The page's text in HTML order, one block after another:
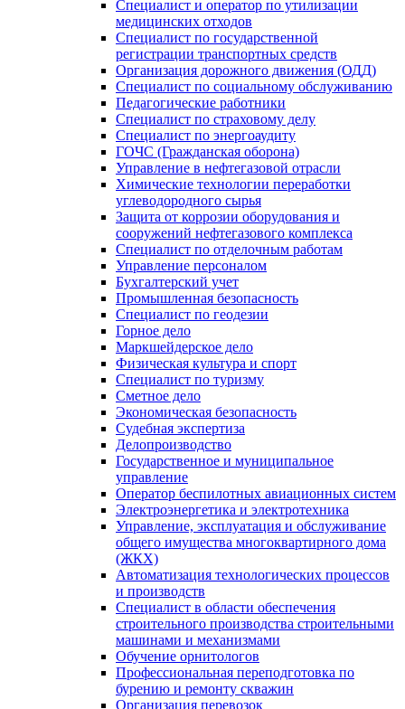
Специалист и оператор по утилизации
медицинских отходов
Специалист по государственной
регистрации транспортных средств
Организация дорожного движения (ОДД)
Специалист по социальному обслуживанию
Педагогические работники
Специалист по страховому делу
Специалист по энергоаудиту
ГОЧС (Гражданская оборона)
Управление в нефтегазовой отрасли
Химические технологии переработки
углеводородного сырья
Защита от коррозии оборудования и
сооружений нефтегазового комплекса
Специалист по отделочным работам
Управление персоналом
Бухгалтерский учет
Промышленная безопасность
Специалист по геодезии
Горное дело
Маркшейдерское дело
Физическая культура и спорт
Специалист по туризму
Сметное дело
Экономическая безопасность
Судебная экспертиза
Делопроизводство
Государственное и муниципальное
управление
Оператор беспилотных авиационных систем
Электроэнергетика и электротехника
Управление, эксплуатация и обслуживание
общего имущества многоквартирного дома
(ЖКХ)
Автоматизация технологических процессов
и производств
Специалист в области обеспечения
строительного производства строительными
машинами и механизмами
Обучение орнитологов
Профессиональная переподготовка по
бурению и ремонту скважин
Организация перевозок